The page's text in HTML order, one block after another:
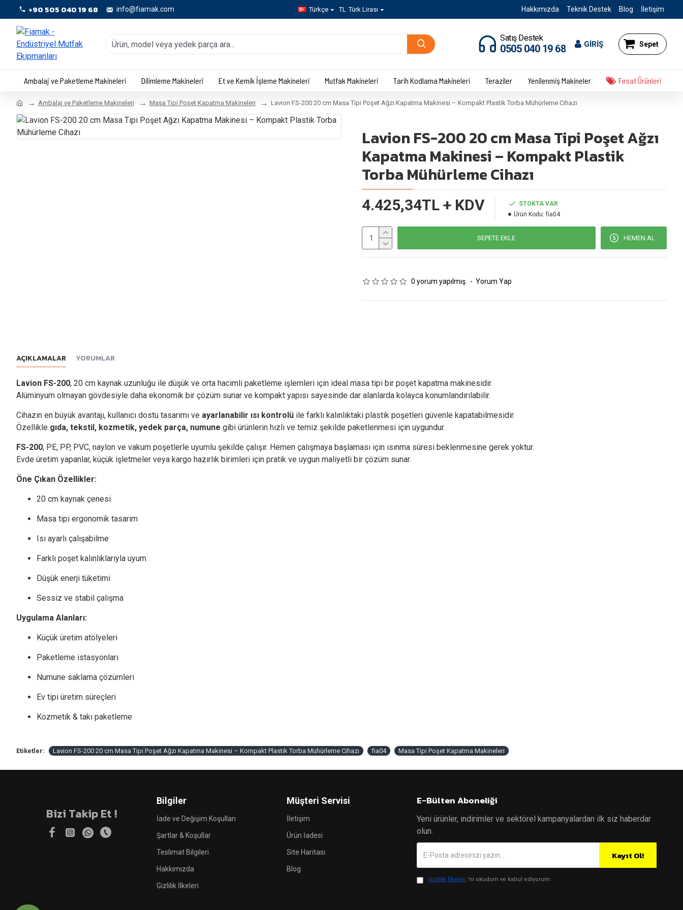
+90 505 040 19 68 info@fiamak.com Türkçe TL Türk Lirası Hakkımızda Teknik Destek Blog İletişim
0505 040 19 68
Satış Destek
GİRİŞ Sepet
Ambalaj ve Paketleme Makineleri Dilimleme Makineleri Et ve Kemik İşleme Makineleri Mutfak Makineleri Tarih Kodlama Makineleri Teraziler Yenilenmiş Makineler Fırsat Ürünleri
Ambalaj ve Paketleme Makineleri Masa Tipi Poşet Kapatma Makineleri Lavion FS-200 20 cm Masa Tipi Poşet Ağzı Kapatma Makinesi – Kompakt Plastik Torba Mühürleme Cihazı
Lavion FS-200 20 cm Masa Tipi Poşet Ağzı
Kapatma Makinesi – Kompakt Plastik
Torba Mühürleme Cihazı
0 yorum yapılmış. - Yorum Yap
4.425,34TL + KDV
STOKTA VAR
Ürün Kodu: fia04
SEPETE EKLE HEMEN AL
AÇIKLAMALAR YORUMLAR
Lavion FS-200, 20 cm kaynak uzunluğu ile düşük ve orta hacimli paketleme işlemleri için ideal masa tipi bir poşet kapatma makinesidir.
Alüminyum olmayan gövdesiyle daha ekonomik bir çözüm sunar ve kompakt yapısı sayesinde dar alanlarda kolayca konumlandırılabilir.
Cihazın en büyük avantajı, kullanıcı dostu tasarımı ve ayarlanabilir ısı kontrolü ile farklı kalınlıktaki plastik poşetleri güvenle kapatabilmesidir.
Özellikle gıda, tekstil, kozmetik, yedek parça, numune gibi ürünlerin hızlı ve temiz şekilde paketlenmesi için uygundur.
FS-200, PE, PP, PVC, naylon ve vakum poşetlerle uyumlu şekilde çalışır. Hemen çalışmaya başlaması için ısınma süresi beklenmesine gerek yoktur.
Evde üretim yapanlar, küçük işletmeler veya kargo hazırlık birimleri için pratik ve uygun maliyetli bir çözüm sunar.
Öne Çıkan Özellikler:
20 cm kaynak çenesi
Masa tipi ergonomik tasarım
Isı ayarlı çalışabilme
Farklı poşet kalınlıklarıyla uyum
Düşük enerji tüketimi
Sessiz ve stabil çalışma
Uygulama Alanları:
Küçük üretim atölyeleri
Paketleme istasyonları
Numune saklama çözümleri
Ev tipi üretim süreçleri
Kozmetik & takı paketleme
Etiketler: Lavion FS-200 20 cm Masa Tipi Poşet Ağzı Kapatma Makinesi – Kompakt Plastik Torba Mühürleme Cihazı fia04 Masa Tipi Poşet Kapatma Makineleri
Bizi Takip Et !
Bilgiler
İade ve Değişim Koşulları
Şartlar & Koşullar
Teslimat Bilgileri
Hakkımızda
Gizlilik İlkeleri
Müşteri Servisi
İletişim
Ürün İadesi
Site Haritası
Blog
E-Bülten Aboneliği
Yeni ürünler, indirimler ve sektörel kampanyalardan ilk siz haberdar
olun.
Kayıt Ol!
Gizlilik İlkeleri 'ni okudum ve kabul ediyorum.